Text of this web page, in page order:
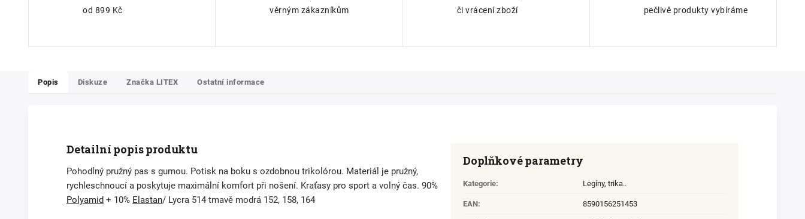
od 899 Kč věrným zákazníkům či vrácení zboží pečlivě produkty vybíráme
Popis Diskuze Značka LITEX Ostatní informace
Detailní popis produktu
Pohodlný pružný pas s gumou. Potisk na boku s ozdobnou trikolórou. Materiál je pružný,
rychleschnoucí a poskytuje maximální komfort při nošení. Kraťasy pro sport a volný čas. 90%
Polyamid + 10% Elastan/ Lycra 514 tmavě modrá 152, 158, 164
Doplňkové parametry
Kategorie: Legíny, trika..
EAN: 8590156251453